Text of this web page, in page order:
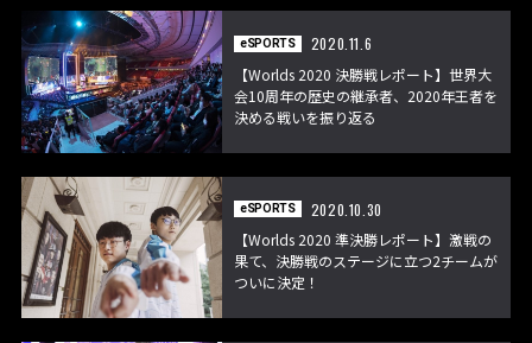
eSPORTS
2020.11.6
【Worlds 2020 決勝戦レポート】世界大
会10周年の歴史の継承者、2020年王者を
決める戦いを振り返る
eSPORTS
2020.10.30
【Worlds 2020 準決勝レポート】激戦の
果て、決勝戦のステージに立つ2チームが
ついに決定！